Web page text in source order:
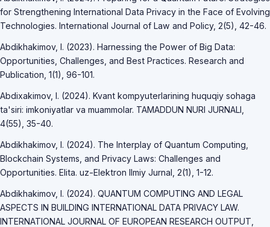
for Strengthening International Data Privacy in the Face of Evolving
Technologies. International Journal of Law and Policy, 2(5), 42-46.
Abdikhakimov, I. (2023). Harnessing the Power of Big Data:
Opportunities, Challenges, and Best Practices. Research and
Publication, 1(1), 96-101.
Abdixakimov, I. (2024). Kvant kompyuterlarining huquqiy sohaga
ta'siri: imkoniyatlar va muammolar. TAMADDUN NURI JURNALI,
4(55), 35-40.
Abdikhakimov, I. (2024). The Interplay of Quantum Computing,
Blockchain Systems, and Privacy Laws: Challenges and
Opportunities. Elita. uz-Elektron Ilmiy Jurnal, 2(1), 1-12.
Abdikhakimov, I. (2024). QUANTUM COMPUTING AND LEGAL
ASPECTS IN BUILDING INTERNATIONAL DATA PRIVACY LAW.
INTERNATIONAL JOURNAL OF EUROPEAN RESEARCH OUTPUT,